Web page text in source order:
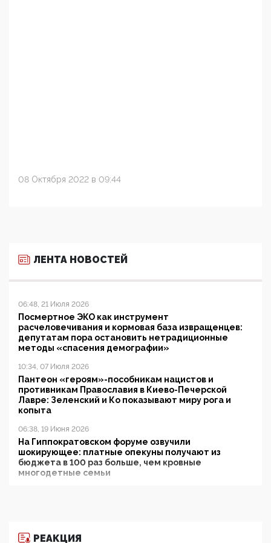
08 Октября 2022 в 09:44
ЛЕНТА НОВОСТЕЙ
06:48, 21 Июля 2026
Посмертное ЭКО как инструмент
расчеловечивания и кормовая база извращенцев:
депутатам пора остановить нетрадиционные
методы «спасения демографии»
10:34, 07 Июля 2026
Пантеон «героям»-пособникам нацистов и
противникам Православия в Киево-Печерской
Лавре: Зеленский и Ко показывают миру рога и
копыта
06:38, 19 Июня 2026
На Гиппократовском форуме озвучили
шокирующее: платные опекуны получают из
бюджета в 100 раз больше, чем кровные
многодетные семьи
РЕАКЦИЯ